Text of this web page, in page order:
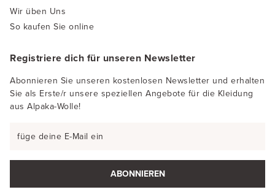
Wir üben Uns
So kaufen Sie online
Registriere dich für unseren Newsletter
Abonnieren Sie unseren kostenlosen Newsletter und erhalten
Sie als Erste/r unsere speziellen Angebote für die Kleidung
aus Alpaka-Wolle!
ABONNIEREN